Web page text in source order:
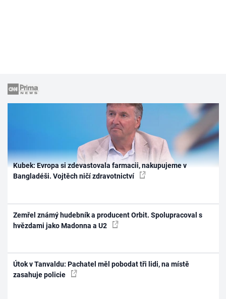
Kubek: Evropa si zdevastovala farmacii, nakupujeme v
Bangladéši. Vojtěch ničí zdravotnictví
Zemřel známý hudebník a producent Orbit. Spolupracoval s
hvězdami jako Madonna a U2
Útok v Tanvaldu: Pachatel měl pobodat tři lidi, na místě
zasahuje policie